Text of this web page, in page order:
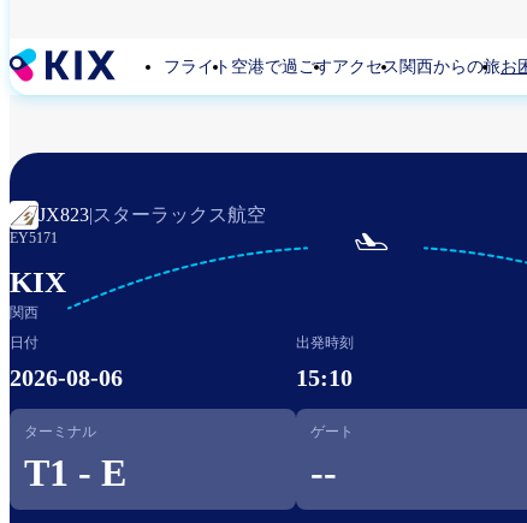
フライト 空港で過ごすアクセス 関西からの旅お
JX823|スターラックス航空
EY5171
KIX
関西

日付
2026-08-06
出発時刻
15:10
ターミナル
T1 - E
ゲート
--